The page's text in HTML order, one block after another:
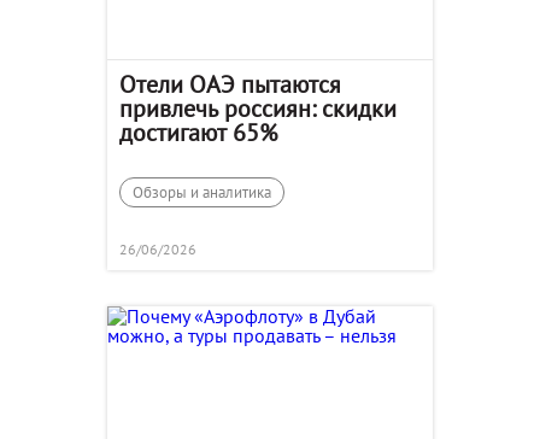
Отели ОАЭ пытаются
привлечь россиян: скидки
достигают 65%
Обзоры и аналитика
26/06/2026